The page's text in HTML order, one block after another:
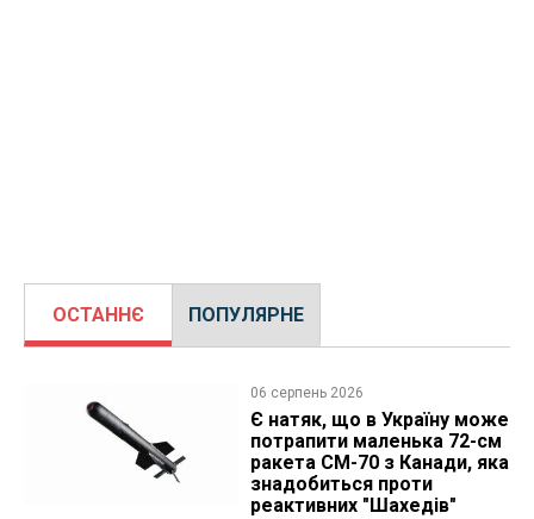
ОСТАННЄ ПОПУЛЯРНЕ
06 серпень 2026
Є натяк, що в Україну може
потрапити маленька 72-см
ракета CM-70 з Канади, яка
знадобиться проти
реактивних "Шахедів"